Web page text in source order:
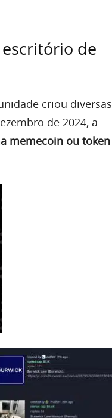
de
criou diversas
de 2024, a
memecoin ou token